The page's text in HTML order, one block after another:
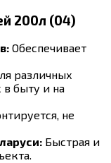
200л (04)
Обеспечивает
различных
в быту и на
не
Быстрая и